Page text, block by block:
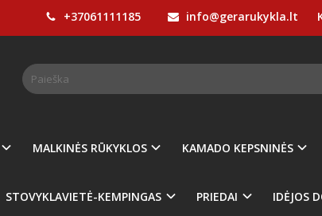
+37061111185 info@gerarukykla.lt
MALKINĖS RŪKYKLOS KAMADO KEPSNINĖS
STOVYKLAVIETĖ-KEMPINGAS PRIEDAI IDĖJOS
ŽNYPLĖS CHAR-BROIL PREMIUM